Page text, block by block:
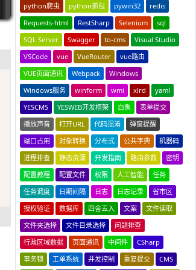
python爬虫
python抓包 pywin32
redis
Requests-html
RestSharp Selenium
sql
SQL Server
Swagger to-cms
Visual Studio
VSCode
vue VueRouter
vue路由
VUE页面通讯
Webpack
Windows
Windows服务
winform wmi xlrd
yaml
YESCMS
YESWEB开发框架 白象
表单提交
播放声音
打开URL 代码混淆
弹窗提醒
端口占用
对象转换 分布式 公共字典
机器码
进程排查
静态资源 开发指南 路由参数
密钥
配置教程
配置文件 权限 人工智能
任务
任务调度
日期间隔 日志 日志记录
省市区
授权验证
数据库 四舍五入 文案
文件读取
文件夹选择
文件目录选择
问题排查
行政区域数据
页面通讯 中间件
CSharp
事务锁
工单系统 并发控制 重复提交
CMS